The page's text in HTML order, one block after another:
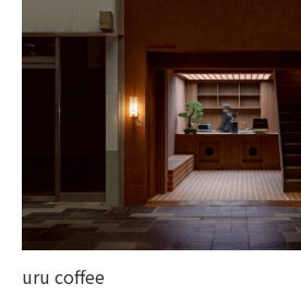
uru coffee